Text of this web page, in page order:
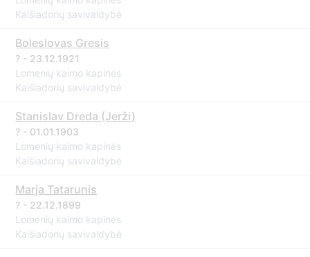
Kaišiadorių savivaldybė
Boleslovas Gresis
? - 23.12.1921
Lomenių kaimo kapinės
Kaišiadorių savivaldybė
Stanislav Dreda (Jerži)
? - 01.01.1903
Lomenių kaimo kapinės
Kaišiadorių savivaldybė
Marja Tatarunis
? - 22.12.1899
Lomenių kaimo kapinės
Kaišiadorių savivaldybė